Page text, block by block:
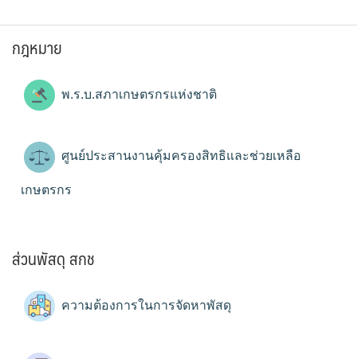
กฎหมาย
พ.ร.บ.สภาเกษตรกรแห่งชาติ
ศูนย์ประสานงานคุ้มครองสิทธิและช่วยเหลือ
เกษตรกร
ส่วนพัสดุ สกช
ความต้องการในการจัดหาพัสดุ